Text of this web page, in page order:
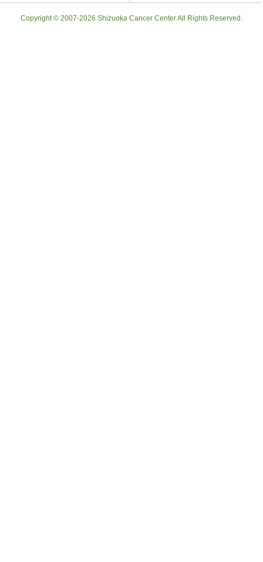
Copyright © 2007-2026 Shizuoka Cancer Center All Rights Reserved.